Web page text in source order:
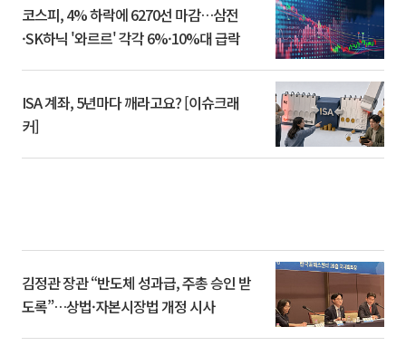
코스피, 4% 하락에 6270선 마감…삼전
·SK하닉 '와르르' 각각 6%·10%대 급락
ISA 계좌, 5년마다 깨라고요? [이슈크래
커]
김정관 장관 “반도체 성과급, 주총 승인 받
도록”…상법·자본시장법 개정 시사